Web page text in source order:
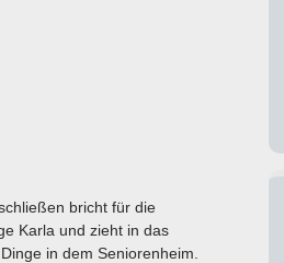
bricht für die
Karla und zieht in das
in dem Seniorenheim.